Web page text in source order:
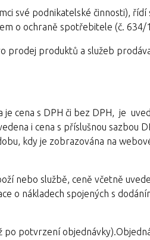
své podnikatelské činnosti), řídí
o ochraně spotřebitele (č. 634/
prodej produktů a služeb
cena s DPH či bez DPH, je
i cena s příslušnou sazbou
kdy je zobrazována na
nebo službě, ceně včetně
o nákladech spojených s
po potvrzení